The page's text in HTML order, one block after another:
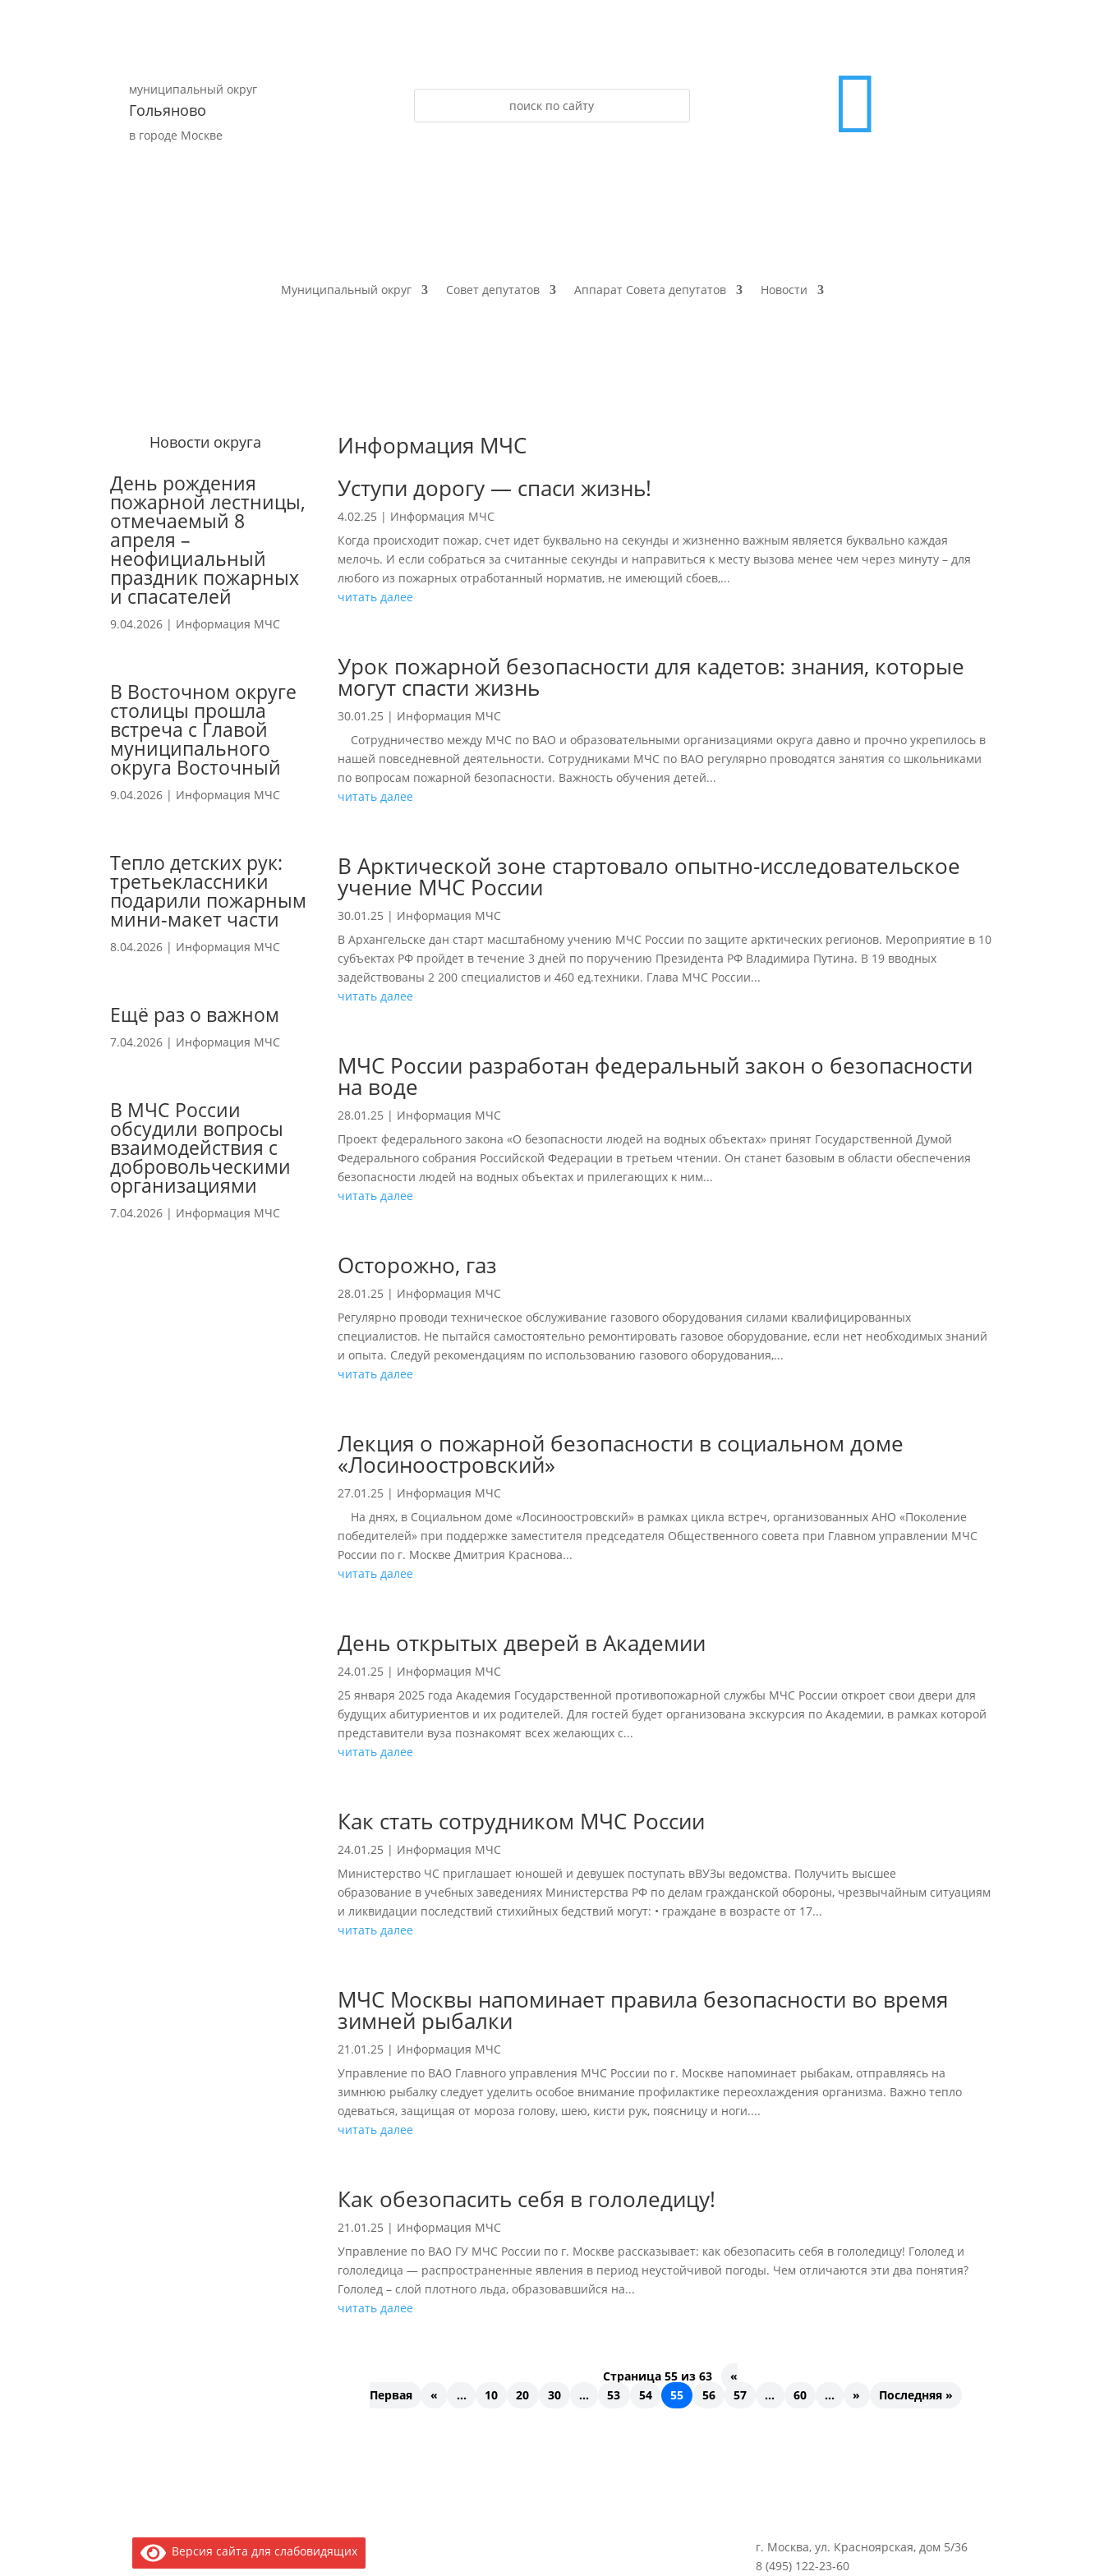
муниципальный округ
Гольяново
в городе Москве 
Муниципальный округ Совет депутатов Аппарат Совета депутатов Новости
Новости округа
День рождения
пожарной лестницы,
отмечаемый 8
апреля –
неофициальный
праздник пожарных
и спасателей
9.04.2026 | Информация МЧС
В Восточном округе
столицы прошла
встреча с Главой
муниципального
округа Восточный
9.04.2026 | Информация МЧС
Тепло детских рук:
третьеклассники
подарили пожарным
мини‑макет части
8.04.2026 | Информация МЧС
Ещё раз о важном
7.04.2026 | Информация МЧС
В МЧС России
обсудили вопросы
взаимодействия с
добровольческими
организациями
7.04.2026 | Информация МЧС
Информация МЧС
Уступи дорогу — спаси жизнь!
4.02.25 | Информация МЧС
Когда происходит пожар, счет идет буквально на секунды и жизненно важным является буквально каждая
мелочь. И если собраться за считанные секунды и направиться к месту вызова менее чем через минуту – для
любого из пожарных отработанный норматив, не имеющий сбоев,...
читать далее
Урок пожарной безопасности для кадетов: знания, которые
могут спасти жизнь
30.01.25 | Информация МЧС
Сотрудничество между МЧС по ВАО и образовательными организациями округа давно и прочно укрепилось в
нашей повседневной деятельности. Сотрудниками МЧС по ВАО регулярно проводятся занятия со школьниками
по вопросам пожарной безопасности. Важность обучения детей...
читать далее
В Арктической зоне стартовало опытно-исследовательское
учение МЧС России
30.01.25 | Информация МЧС
В Архангельске дан старт масштабному учению МЧС России по защите арктических регионов. Мероприятие в 10
субъектах РФ пройдет в течение 3 дней по поручению Президента РФ Владимира Путина. В 19 вводных
задействованы 2 200 специалистов и 460 ед.техники. Глава МЧС России...
читать далее
МЧС России разработан федеральный закон о безопасности
на воде
28.01.25 | Информация МЧС
Проект федерального закона «О безопасности людей на водных объектах» принят Государственной Думой
Федерального собрания Российской Федерации в третьем чтении. Он станет базовым в области обеспечения
безопасности людей на водных объектах и прилегающих к ним...
читать далее
Осторожно, газ
28.01.25 | Информация МЧС
Регулярно проводи техническое обслуживание газового оборудования силами квалифицированных
специалистов. Не пытайся самостоятельно ремонтировать газовое оборудование, если нет необходимых знаний
и опыта. Следуй рекомендациям по использованию газового оборудования,...
читать далее
Лекция о пожарной безопасности в социальном доме
«Лосиноостровский»
27.01.25 | Информация МЧС
На днях, в Социальном доме «Лосиноостровский» в рамках цикла встреч, организованных АНО «Поколение
победителей» при поддержке заместителя председателя Общественного совета при Главном управлении МЧС
России по г. Москве Дмитрия Краснова...
читать далее
День открытых дверей в Академии
24.01.25 | Информация МЧС
25 января 2025 года Академия Государственной противопожарной службы МЧС России откроет свои двери для
будущих абитуриентов и их родителей. Для гостей будет организована экскурсия по Академии, в рамках которой
представители вуза познакомят всех желающих с...
читать далее
Как стать сотрудником МЧС России
24.01.25 | Информация МЧС
Министерство ЧС приглашает юношей и девушек поступать вВУЗы ведомства. Получить высшее
образование в учебных заведениях Министерства РФ по делам гражданской обороны, чрезвычайным ситуациям
и ликвидации последствий стихийных бедствий могут: • граждане в возрасте от 17...
читать далее
МЧС Москвы напоминает правила безопасности во время
зимней рыбалки
21.01.25 | Информация МЧС
Управление по ВАО Главного управления МЧС России по г. Москве напоминает рыбакам, отправляясь на
зимнюю рыбалку следует уделить особое внимание профилактике переохлаждения организма. Важно тепло
одеваться, защищая от мороза голову, шею, кисти рук, поясницу и ноги....
читать далее
Как обезопасить себя в гололедицу!
21.01.25 | Информация МЧС
Управление по ВАО ГУ МЧС России по г. Москве рассказывает: как обезопасить себя в гололедицу! Гололед и
гололедица — распространенные явления в период неустойчивой погоды. Чем отличаются эти два понятия?
Гололед – слой плотного льда, образовавшийся на...
читать далее
Страница 55 из 63
«
Первая
« ... 10 20 30 ... 53 54 55 56 57 ... 60 ... » Последняя »
Версия сайта для слабовидящих
г. Москва, ул. Красноярская, дом 5/36
8 (495) 122-23-60